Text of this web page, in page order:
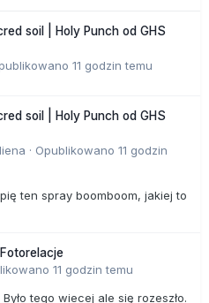
soil | Holy Punch od GHS
11 godzin temu
soil | Holy Punch od GHS
· Opublikowano 11 godzin
ten spray boomboom, jakiej to
11 godzin temu
tego wiecej ale się rozeszło.